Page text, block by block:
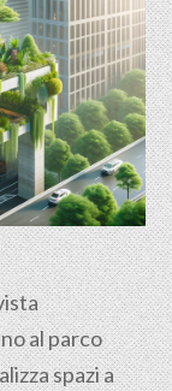
al parco
spazi a